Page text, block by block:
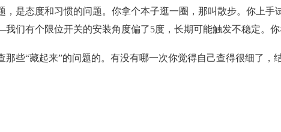
是态度和习惯的问题。你拿个本子逛一圈，那叫散步。你上
有个限位开关的安装角度偏了5度，长期可能触发不稳定。你
些“藏起来”的问题的。有没有哪一次你觉得自己查得很细了，